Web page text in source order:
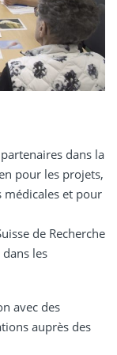
dans la
pour les projets,
médicales et pour
de Recherche
les
avec des
auprès des